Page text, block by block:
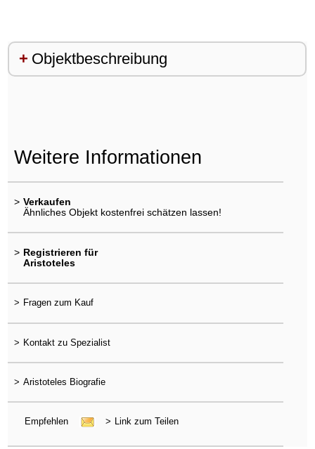
Objektbeschreibung
Weitere Informationen
> Verkaufen
Ähnliches Objekt kostenfrei schätzen lassen!
> Registrieren für
Aristoteles
> Fragen zum Kauf
> Kontakt zu Spezialist
> Aristoteles Biografie
Empfehlen > Link zum Teilen